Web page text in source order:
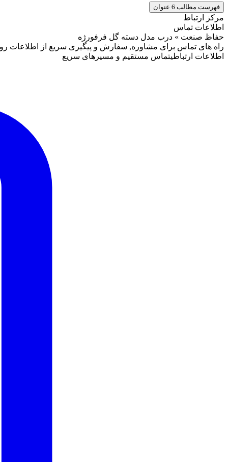
فهرست مطالب 6 عنوان
مرکز ارتباط
اطلاعات تماس
حفاظ صنعت » درب مدل دسته گل فرفورژه
راه های تماس برای مشاوره, سفارش و پیگیری سریع از اطلاعات
اطلاعات ارتباطیتماس مستقیم و مسیرهای سریع